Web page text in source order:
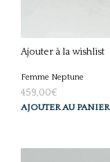
Ajouter à la wishlist
Femme Neptune
459,00€
AJOUTER AU PANIER